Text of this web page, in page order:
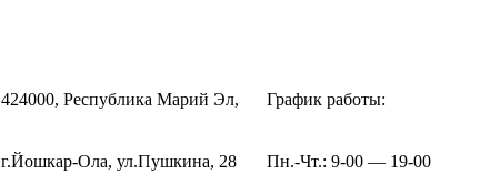
424000, Республика Марий Эл,
г.Йошкар-Ола, ул.Пушкина, 28
График работы:
Пн.-Чт.: 9-00 — 19-00